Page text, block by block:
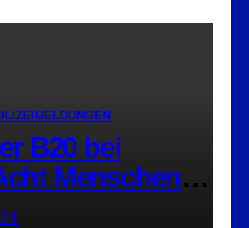
B20 bei
Menschen